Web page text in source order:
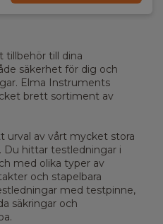
tillbehör till dina
säkerhet för dig och
Elma Instruments
brett sortiment av
urval av vårt mycket stora
hittar testledningar i
med olika typer av
och stapelbara
med testpinne,
säkringar och